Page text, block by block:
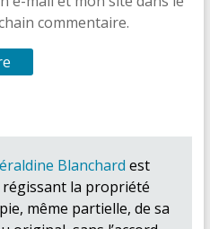
commentaire.
Blanchard est
la propriété
même partielle, de sa